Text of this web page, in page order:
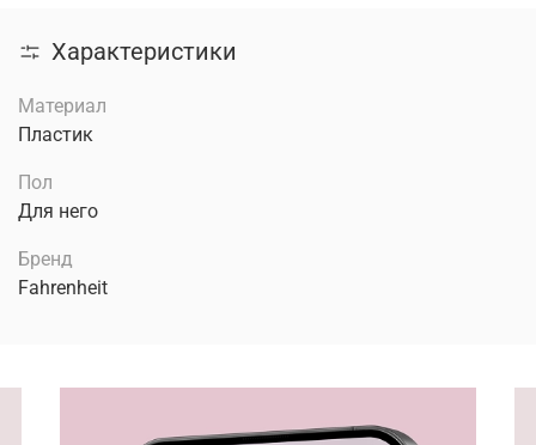
Характеристики
Материал
Пластик
Пол
Для него
Бренд
Fahrenheit